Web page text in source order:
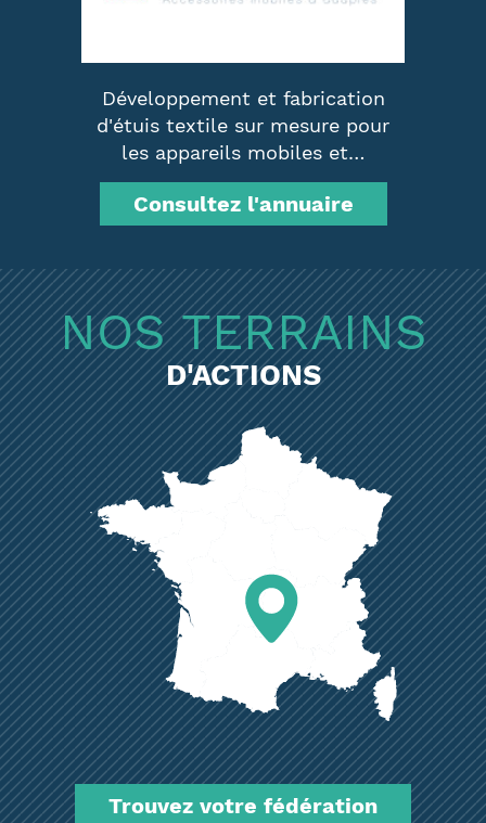
Développement et fabrication
d'étuis textile sur mesure pour
les appareils mobiles et…
Consultez l'annuaire
NOS TERRAINS
D'ACTIONS
Trouvez votre fédération